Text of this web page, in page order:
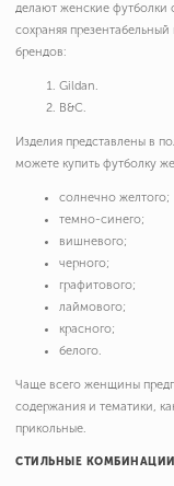
делают женские футболки
сохраняя
брендов:
Gildan.
B&C.
Изделия представлены в
можете купить футболку
солнечно желтого;
темно-синего;
вишневого;
черного;
графитового;
лаймового;
красного;
белого.
Чаще всего женщины
содержания и тематики,
прикольные.
СТИЛЬНЫЕ